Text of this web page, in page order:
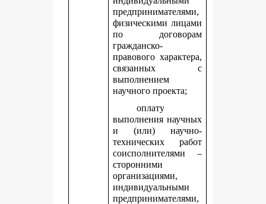
предпринимателями,
физическими лицами
по договорам
гражданско-
правового характера,
связанных с
выполнением
научного проекта;
оплату
выполнения научных
и (или) научно-
технических работ
соисполнителями –
сторонними
организациями,
индивидуальными
предпринимателями,